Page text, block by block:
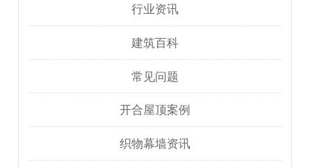
行业资讯
建筑百科
常见问题
开合屋顶案例
织物幕墙资讯